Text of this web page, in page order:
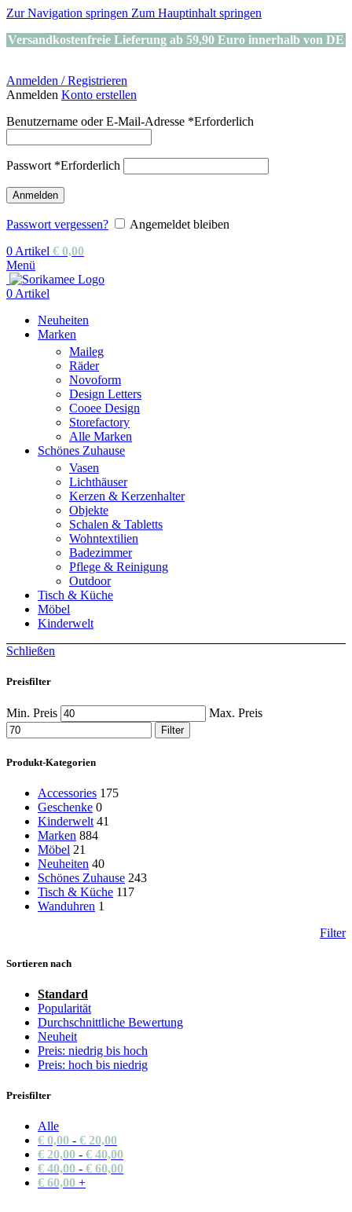
Zur Navigation springen Zum Hauptinhalt springen
Versandkostenfreie Lieferung ab 59,90 Euro innerhalb von DE
Anmelden / Registrieren
Anmelden Konto erstellen
Benutzername oder E-Mail-Adresse *Erforderlich
Passwort *Erforderlich
Anmelden
Passwort vergessen?
Angemeldet bleiben
0 Artikel € 0,00
Menü
0 Artikel
Neuheiten
Marken
Maileg
Räder
Novoform
Design Letters
Cooee Design
Storefactory
Alle Marken
Schönes Zuhause
Vasen
Lichthäuser
Kerzen & Kerzenhalter
Objekte
Schalen & Tabletts
Wohntextilien
Badezimmer
Pflege & Reinigung
Outdoor
Tisch & Küche
Möbel
Kinderwelt
Schließen
Preisfilter
Min. Preis Max. Preis
Filter
Produkt-Kategorien
Accessories 175
Geschenke 0
Kinderwelt 41
Marken 884
Möbel 21
Neuheiten 40
Schönes Zuhause 243
Tisch & Küche 117
Wanduhren 1
Filter
Sortieren nach
Standard
Popularität
Durchschnittliche Bewertung
Neuheit
Preis: niedrig bis hoch
Preis: hoch bis niedrig
Preisfilter
Alle
€ 0,00 - € 20,00
€ 20,00 - € 40,00
€ 40,00 - € 60,00
€ 60,00 +